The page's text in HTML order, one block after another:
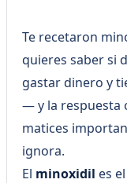
Te recetaron
quieres saber si
gastar dinero y
— y la respuesta
matices
ignora.
El minoxidil es